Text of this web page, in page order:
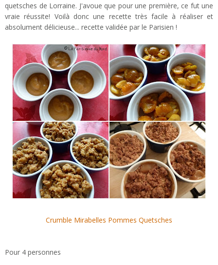
quetsches de Lorraine. J'avoue que pour une première, ce fut une
vraie réussite! Voilà donc une recette très facile à réaliser et
absolument délicieuse... recette validée par le Parisien !
Crumble Mirabelles Pommes Quetsches
Pour 4 personnes